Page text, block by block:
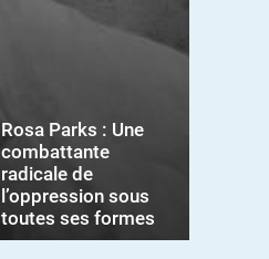
Rosa Parks : Une
combattante
radicale de
l’oppression sous
toutes ses formes